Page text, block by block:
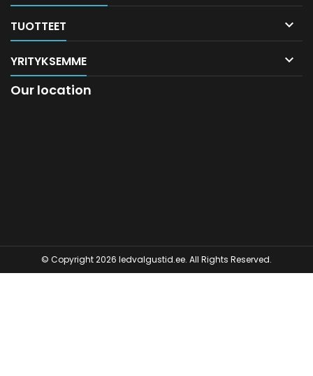
TUOTTEET 
YRITYKSEMME 
Our location
© Copyright 2026 ledvalgustid.ee. All Rights Reserved.